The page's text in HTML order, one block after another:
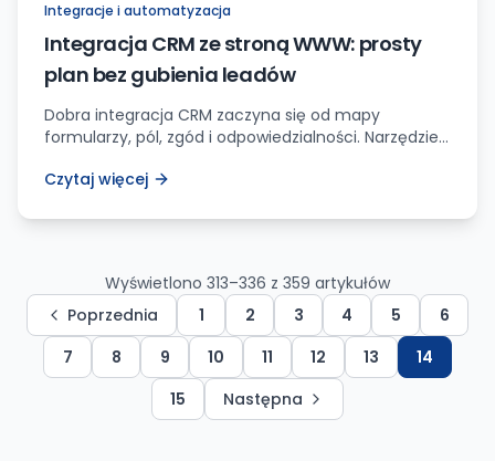
Integracje i automatyzacja
Integracja CRM ze stroną WWW: prosty
plan bez gubienia leadów
Dobra integracja CRM zaczyna się od mapy
formularzy, pól, zgód i odpowiedzialności. Narzędzie
Czytaj więcej
Wyświetlono 313–336 z 359 artykułów
Poprzednia
1 2 3 4 5
6
7
8 9 10 11 12 13
14
15
Następna